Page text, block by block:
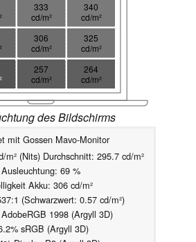
333
cd/m²
340
cd/m²
306
cd/m²
325
cd/m²
257
cd/m²
264
cd/m²
des Bildschirms
mit Gossen Mavo-Monitor
m² (Nits) Durchschnitt: 295.7 cd/m²
Ausleuchtung: 69 %
Akku: 306 cd/m²
(Schwarzwert: 0.57 cd/m²)
1998 (Argyll 3D)
sRGB (Argyll 3D)